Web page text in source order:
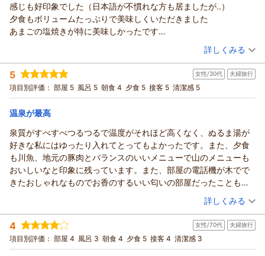
感じも好印象でした（日本語が不慣れな方も居ましたが..）
夕食もボリュームたっぷりで美味しくいただきました
あまごの塩焼きが特に美味しかったです
往復で約１時間ちょいかかりました、夕食前にちょうど良いです
宿まで車で行く方は途中、道が狭い所があるので気をつけて
（投稿日：2026/06/10）
宿泊時期： 2026年06月宿泊 (夫婦旅行)
投稿者： ごとケンさん
宿泊プラン： 【じゃらんのお得な10日間】スタンダードプラン｜寸又峡で過
ごす癒しの休日「なにもしない贅沢」を味わう
ツイン 朝・夕
宿泊価格帯：
詳しくみる
5 女性/30代 夫婦旅行
項目別評価： 部屋 5 風呂 5 朝食 4 夕食 5 接客 5 清潔感 5
温泉が最高
泉質がすべすべつるつるで温度がそれほど高くなく、ぬるま湯が
好きな私にはゆったり入れてとってもよかったです。また、夕食
も川魚、地元の豚肉とバランスのいいメニューで山のメニューも
おいしいなと印象に残っています。また、部屋の電話機が木でで
きたおしゃれなものでお香のするいい匂いの部屋だったこともあ
（投稿日：2026/06/07）
宿泊時期： 2026年04月宿泊 (夫婦旅行)
投稿者： さやさん(女性/30代)
宿泊プラン： スタンダードプラン｜『静岡の奥座敷・寸又峡で過ごす癒しの
休日』「なにもしない贅沢」を味わう
和室 朝・夕
詳しくみる
4 女性/70代 夫婦旅行
項目別評価： 部屋 4 風呂 3 朝食 4 夕食 5 接客 4 清潔感 3